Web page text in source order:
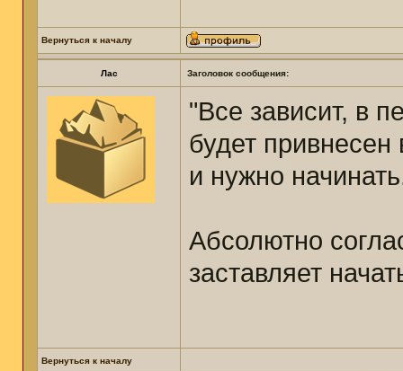
Вернуться к началу
Лас Заголовок сообщения:
"Все зависит, в
будет
и нужно
Абсолютно
заставляет
Вернуться к началу